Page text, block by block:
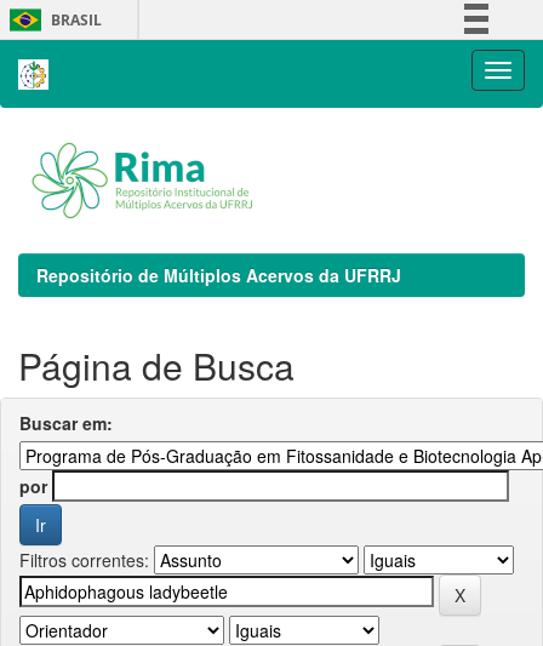
Skip
navigation
BRASIL
Repositório de Múltiplos Acervos da UFRRJ
Página de Busca
Buscar em:
por
Filtros correntes: